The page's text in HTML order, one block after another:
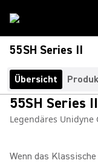
55SH Series II
Übersicht
55SH Series II
Legendäres Unidyne
Wenn das